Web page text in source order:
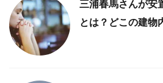
三浦春馬さんが安
とは？どこの建物